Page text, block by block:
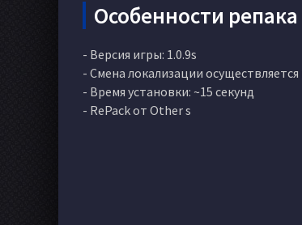
Особенности репака
- Версия игры: 1.0.9s
- Смена локализации
- Время установки: ~15 секунд
- RePack от Other s